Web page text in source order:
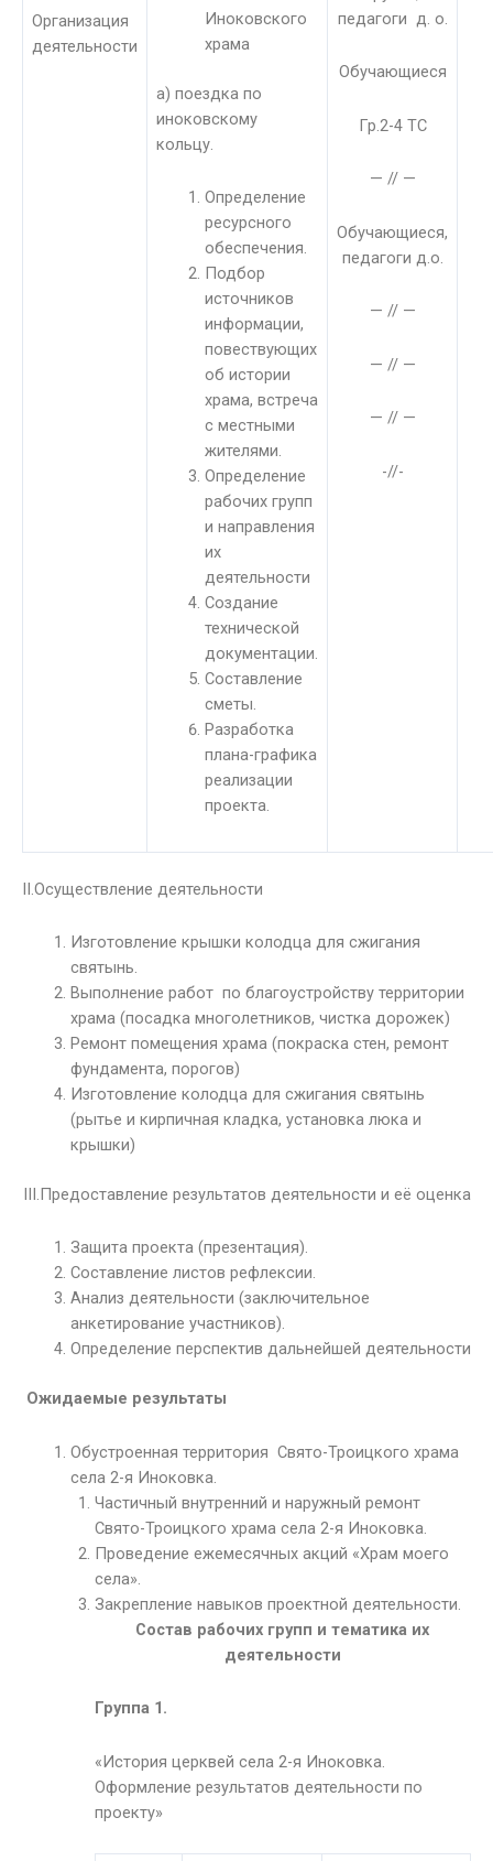
Организация
деятельности
Иноковского
храма
а) поездка по
иноковскому
кольцу.
Определение
ресурсного
обеспечения.
Подбор
источников
информации,
повествующих
об истории
храма, встреча
с местными
жителями.
Определение
рабочих групп
и направления
их
деятельности
Создание
технической
документации.
Составление
сметы.
Разработка
плана-графика
реализации
проекта.
педагоги д. о.
Обучающиеся
Гр.2-4 ТС
— // —
Обучающиеся,
педагоги д.о.
— // —
— // —
— // —
-//-
II.Осуществление деятельности
Изготовление крышки колодца для сжигания
святынь.
Выполнение работ по благоустройству территории
храма (посадка многолетников, чистка дорожек)
Ремонт помещения храма (покраска стен, ремонт
фундамента, порогов)
Изготовление колодца для сжигания святынь
(рытье и кирпичная кладка, установка люка и
крышки)
III.Предоставление результатов деятельности и её оценка
Защита проекта (презентация).
Составление листов рефлексии.
Анализ деятельности (заключительное
анкетирование участников).
Определение перспектив дальнейшей деятельности
Ожидаемые результаты
Обустроенная территория Свято-Троицкого храма
села 2-я Иноковка.
Частичный внутренний и наружный ремонт
Свято-Троицкого храма села 2-я Иноковка.
Проведение ежемесячных акций «Храм моего
села».
Закрепление навыков проектной деятельности.
Состав рабочих групп и тематика их
деятельности
Группа 1.
«История церквей села 2-я Иноковка.
Оформление результатов деятельности по
проекту»